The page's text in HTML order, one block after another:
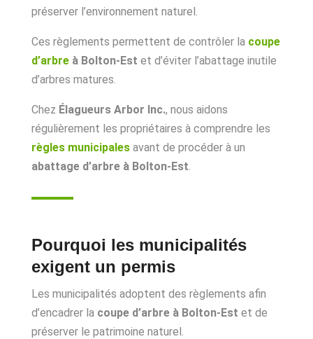
préserver l’environnement naturel.
Ces règlements permettent de contrôler la coupe
d’arbreà Bolton-Est et d’éviter l’abattage inutile
d’arbres matures.
Chez Élagueurs Arbor Inc., nous aidons
régulièrement les propriétaires à comprendre les
règles municipalesavant de procéder à un
abattage d’arbre à Bolton-Est.
Pourquoi les municipalités
exigent un permis
Les municipalités adoptent des règlements afin
d’encadrer la coupe d’arbre à Bolton-Est et de
préserver le patrimoine naturel.